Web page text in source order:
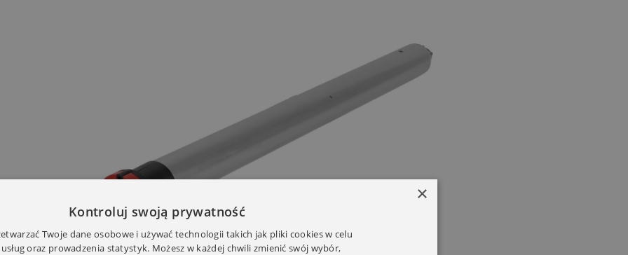
×
Kontroluj swoją prywatność
Twoje dane osobowe i używać technologii takich jak pliki cookies w celu
oraz prowadzenia statystyk. Możesz w każdej chwili zmienić swój wybór,